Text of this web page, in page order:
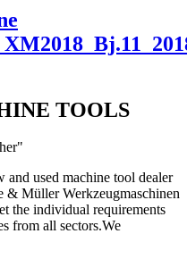
TOOLS
used machine tool dealer
& Müller Werkzeugmaschinen
the individual requirements
from all sectors.We